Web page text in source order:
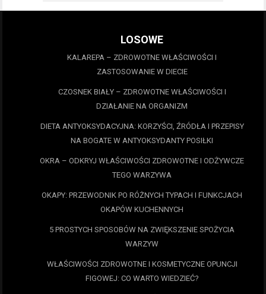
LOSOWE
KALAREPA – ZDROWOTNE WŁAŚCIWOŚCI I
ZASTOSOWANIE W DIECIE
CZOSNEK BIAŁY – ZDROWOTNE WŁAŚCIWOŚCI I
DZIAŁANIE NA ORGANIZM
DIETA ANTYOKSYDACYJNA: KORZYŚCI, ŹRÓDŁA I PRZEPISY
NA BOGATE W ANTYOKSYDANTY POSIŁKI
OKRA – ODKRYJ WŁAŚCIWOŚCI ZDROWOTNE I ODŻYWCZE
TEGO WARZYWA
OKAPY: PRZEWODNIK PO RÓŻNYCH TYPACH I FUNKCJACH
OKAPÓW KUCHENNYCH
5 PROSTYCH SPOSOBÓW NA ZWIĘKSZENIE SPOŻYCIA
WARZYW
WŁAŚCIWOŚCI ZDROWOTNE I KOSMETYCZNE OPUNCJI
FIGOWEJ: CO WARTO WIEDZIEĆ?